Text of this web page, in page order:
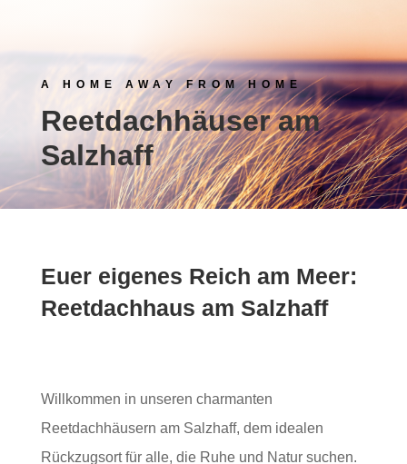
A HOME AWAY FROM HOME
Reetdachhäuser am
Salzhaff
Euer eigenes Reich am Meer:
Reetdachhaus am Salzhaff
Willkommen in unseren charmanten
Reetdachhäusern am Salzhaff, dem idealen
Rückzugsort für alle, die Ruhe und Natur suchen.